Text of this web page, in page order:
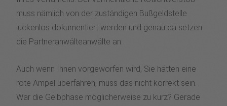
muss nämlich von der zuständigen Bußgeldstelle
lückenlos dokumentiert werden und genau da setzen
die Partneranwälteanwälte an.
Auch wenn Ihnen vorgeworfen wird, Sie hätten eine
rote Ampel überfahren, muss das nicht korrekt sein.
War die Gelbphase möglicherweise zu kurz? Gerade